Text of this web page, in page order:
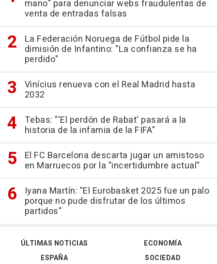
mano" para denunciar webs fraudulentas de
venta de entradas falsas
La Federación Noruega de Fútbol pide la
dimisión de Infantino: "La confianza se ha
perdido"
Vinícius renueva con el Real Madrid hasta
2032
Tebas: "'El perdón de Rabat' pasará a la
historia de la infamia de la FIFA"
El FC Barcelona descarta jugar un amistoso
en Marruecos por la "incertidumbre actual"
Iyana Martín: "El Eurobasket 2025 fue un palo
porque no pude disfrutar de los últimos
partidos"
ÚLTIMAS NOTICIAS
ESPAÑA
ECONOMÍA
SOCIEDAD